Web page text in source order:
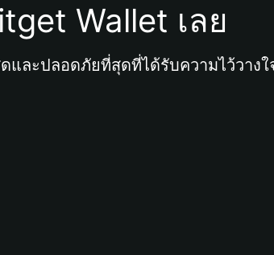
Wallet เลย
และปลอดภัยที่สุดที่ได้รับความไว้วาง